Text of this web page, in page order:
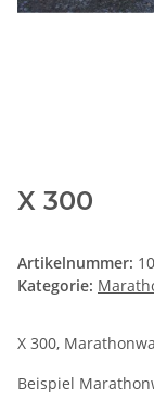
X 300
Artikelnummer:
Kategorie:
X 300,
Beispiel